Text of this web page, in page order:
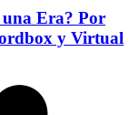
Era? Por
y Virtual